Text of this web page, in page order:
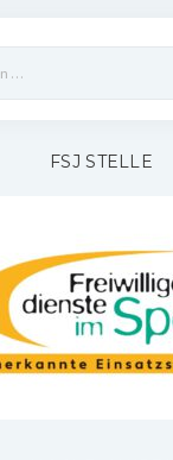
FSJ STELLE